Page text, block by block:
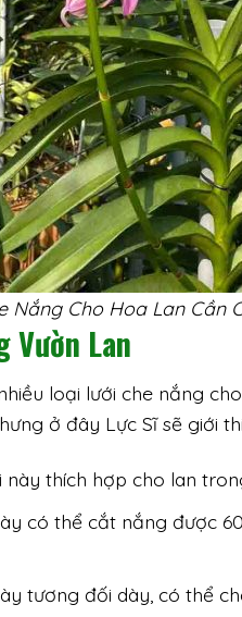
Nắng Cho Hoa Lan Cần
Vườn Lan
loại lưới che nắng
ở đây Lực Sĩ sẽ giới
này thích hợp cho lan
có thể cắt nắng được
tương đối dày, có thể